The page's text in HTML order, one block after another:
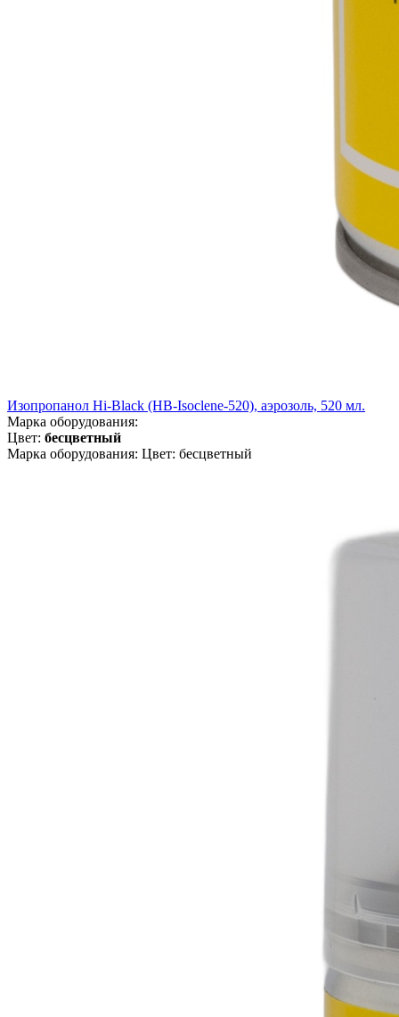
Изопропанол Hi-Black (HB-Isoclene-520), аэрозоль, 520 мл.
Марка оборудования:
Цвет: бесцветный
Марка оборудования: Цвет: бесцветный